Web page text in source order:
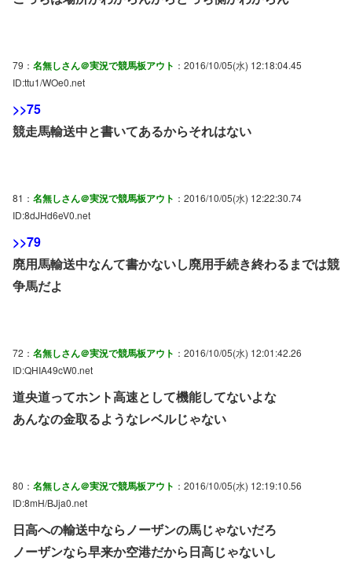
79： 名無しさん＠実況で競馬板アウト ：2016/10/05(水) 12:18:04.45
ID:ttu1/WOe0.net
>>75
競走馬輸送中と書いてあるからそれはない
81： 名無しさん＠実況で競馬板アウト ：2016/10/05(水) 12:22:30.74
ID:8dJHd6eV0.net
>>79
廃用馬輸送中なんて書かないし廃用手続き終わるまでは競
争馬だよ
72： 名無しさん＠実況で競馬板アウト ：2016/10/05(水) 12:01:42.26
ID:QHIA49cW0.net
道央道ってホント高速として機能してないよな
あんなの金取るようなレベルじゃない
80： 名無しさん＠実況で競馬板アウト ：2016/10/05(水) 12:19:10.56
ID:8mH/BJja0.net
日高への輸送中ならノーザンの馬じゃないだろ
ノーザンなら早来か空港だから日高じゃないし